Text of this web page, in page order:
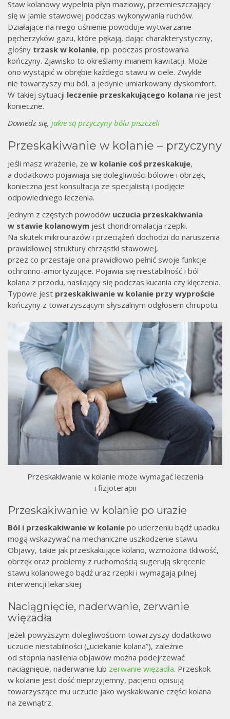
Staw kolanowy wypełnia płyn maziowy, przemieszczający
się w jamie stawowej podczas wykonywania ruchów.
Działające na niego ciśnienie powoduje wytwarzanie
pęcherzyków gazu, które pękają, dając charakterystyczny,
głośny trzask w kolanie, np. podczas prostowania
kończyny. Zjawisko to określamy mianem kawitacji. Może
ono wystąpić w obrębie każdego stawu w ciele. Zwykle
nie towarzyszy mu ból, a jedynie umiarkowany dyskomfort.
W takiej sytuacji leczenie przeskakującego kolana nie jest
konieczne.
Dowiedz się, jakie są przyczyny bólu piszczeli
Przeskakiwanie w kolanie – przyczyny
Jeśli masz wrażenie, że w kolanie coś przeskakuje,
a dodatkowo pojawiają się dolegliwości bólowe i obrzęk,
konieczna jest konsultacja ze specjalistą i podjęcie
odpowiedniego leczenia.
Jednym z częstych powodów uczucia przeskakiwania
w stawie kolanowym jest chondromalacja rzepki.
Na skutek mikrourazów i przeciążeń dochodzi do naruszenia
prawidłowej struktury chrząstki stawowej,
przez co przestaje ona prawidłowo pełnić swoje funkcje
ochronno-amortyzujące. Pojawia się niestabilność i ból
kolana z przodu, nasilający się podczas kucania czy klęczenia.
Typowe jest przeskakiwanie w kolanie przy wyproście
kończyny z towarzyszącym słyszalnym odgłosem chrupotu.
Przeskakiwanie w kolanie może wymagać leczenia
i fizjoterapii
Przeskakiwanie w kolanie po urazie
Ból i przeskakiwanie w kolanie po uderzeniu bądź upadku
mogą wskazywać na mechaniczne uszkodzenie stawu.
Objawy, takie jak przeskakujące kolano, wzmożona tkliwość,
obrzęk oraz problemy z ruchomością sugerują skręcenie
stawu kolanowego bądź uraz rzepki i wymagają pilnej
interwencji lekarskiej.
Naciągnięcie, naderwanie, zerwanie
więzadła
Jeżeli powyższym dolegliwościom towarzyszy dodatkowo
uczucie niestabilności („uciekanie kolana”), zależnie
od stopnia nasilenia objawów można podejrzewać
naciągnięcie, naderwanie lub zerwanie więzadła. Przeskok
w kolanie jest dość nieprzyjemny, pacjenci opisują
towarzyszące mu uczucie jako wyskakiwanie części kolana
na zewnątrz.